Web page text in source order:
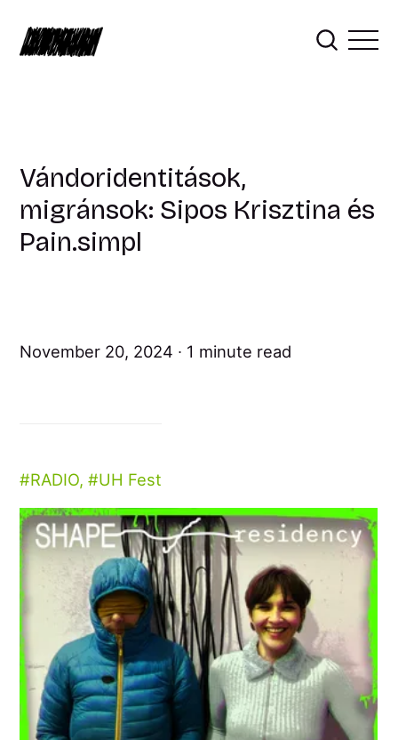
November 20, 2024 1 minute read
Vándoridentitások,
migránsok: Sipos Krisztina és
Pain.simpl
RADIO, UH Fest